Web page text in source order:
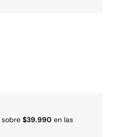
sobre $39.990 en las